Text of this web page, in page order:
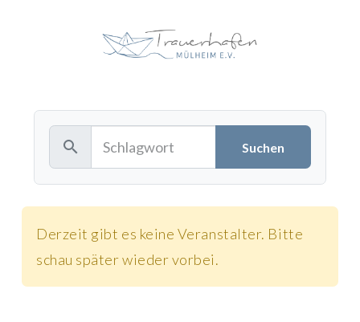
search
Derzeit gibt es keine Veranstalter. Bitte
schau später wieder vorbei.